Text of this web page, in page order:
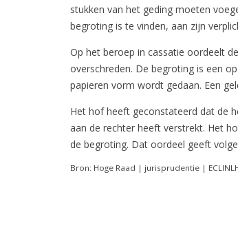
stukken van het geding moeten
begroting is te vinden, aan zijn
Op het beroep in cassatie oordeelt
overschreden. De begroting is een
papieren vorm wordt gedaan. Een
Het hof heeft geconstateerd dat de
aan de rechter heeft verstrekt. Het
de begroting. Dat oordeel geeft
Bron: Hoge Raad | jurisprudentie |